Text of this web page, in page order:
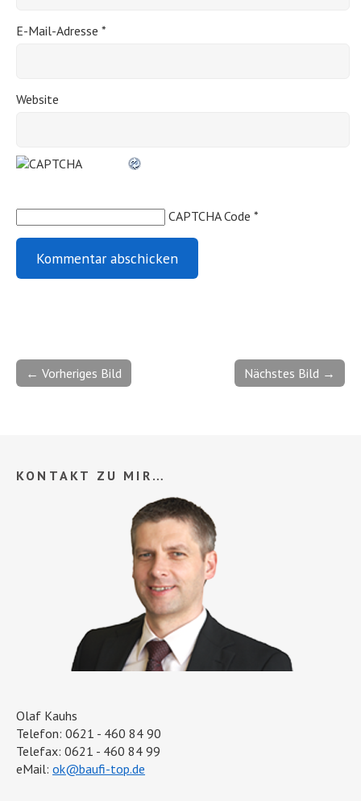
E-Mail-Adresse *
Website
CAPTCHA Code *
← Vorheriges Bild Nächstes Bild →
KONTAKT ZU MIR…
Olaf Kauhs
Telefon: 0621 - 460 84 90
Telefax: 0621 - 460 84 99
eMail: ok@baufi-top.de